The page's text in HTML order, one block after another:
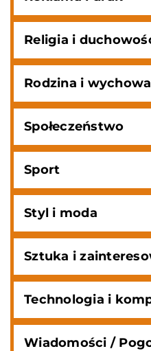
Religia i
Rodzina i
Społeczeństwo
Sport
Styl i moda
Sztuka i
Technologia i
Wiadomości /